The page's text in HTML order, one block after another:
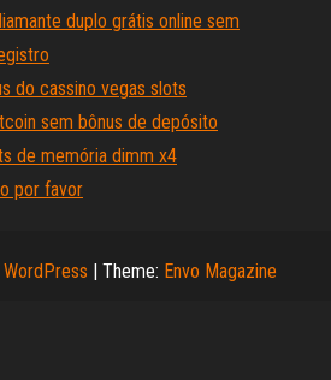
duplo grátis online sem
do cassino vegas slots
sem bônus de depósito
de memória dimm x4
por favor
WordPress | Theme: Envo Magazine